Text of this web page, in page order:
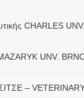
CHARLES
UNV.
–